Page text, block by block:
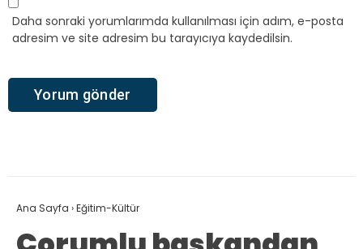
Daha sonraki yorumlarımda kullanılması için adım, e-posta
adresim ve site adresim bu tarayıcıya kaydedilsin.
Ana Sayfa ›Eğitim-Kültür